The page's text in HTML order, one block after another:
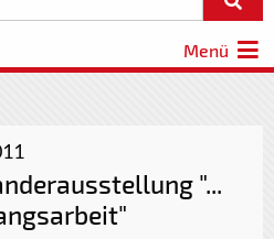
Menü
"...